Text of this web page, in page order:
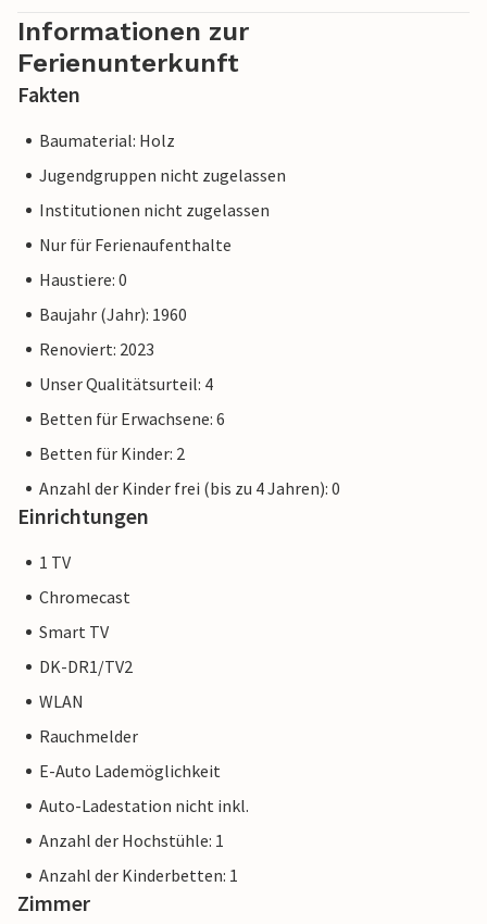
Informationen zur
Ferienunterkunft
Fakten
Baumaterial: Holz
Jugendgruppen nicht zugelassen
Institutionen nicht zugelassen
Nur für Ferienaufenthalte
Haustiere: 0
Baujahr (Jahr): 1960
Renoviert: 2023
Unser Qualitätsurteil: 4
Betten für Erwachsene: 6
Betten für Kinder: 2
Anzahl der Kinder frei (bis zu 4 Jahren): 0
Einrichtungen
1 TV
Chromecast
Smart TV
DK-DR1/TV2
WLAN
Rauchmelder
E-Auto Lademöglichkeit
Auto-Ladestation nicht inkl.
Anzahl der Hochstühle: 1
Anzahl der Kinderbetten: 1
Zimmer